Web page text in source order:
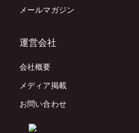
メールマガジン
運営会社
会社概要
メディア掲載
お問い合わせ